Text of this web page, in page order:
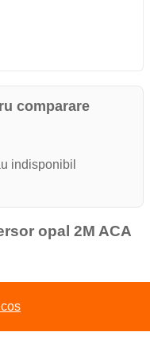
comparare
indisponibil
opal 2M ACA